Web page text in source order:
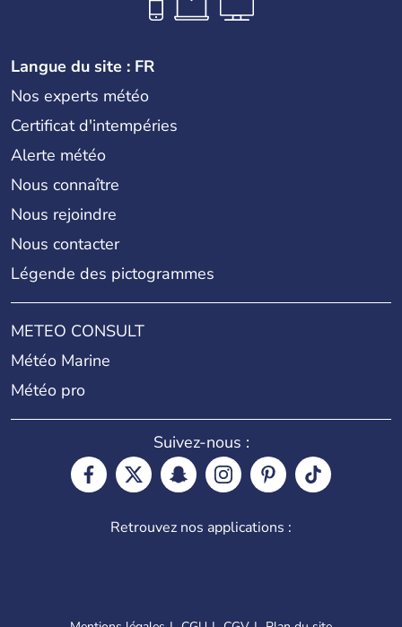
Langue du site : FR
Nos experts météo
Certificat d'intempéries
Alerte météo
Nous connaître
Nous rejoindre
Nous contacter
Légende des pictogrammes
METEO CONSULT
Météo Marine
Météo pro
Suivez-nous :
Retrouvez nos applications :